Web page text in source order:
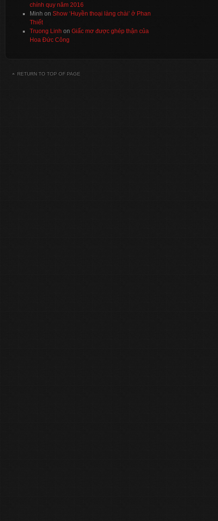
chính quy năm 2016
Minh on Show ‘Huyền thoại làng chài’ ở Phan
Thiết
Truong Linh on Giấc mơ được ghép thận của
Hoa Đức Công
RETURN TO TOP OF PAGE